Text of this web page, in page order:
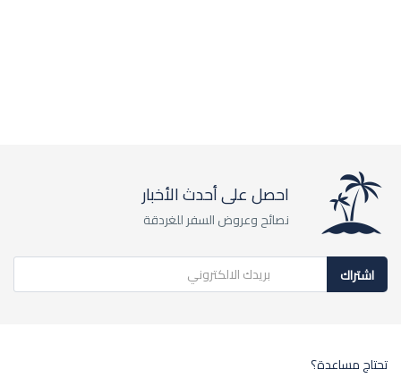
احصل على أحدث الأخبار
نصائح وعروض السفر للغردقة
اشتراك
تحتاج مساعدة؟